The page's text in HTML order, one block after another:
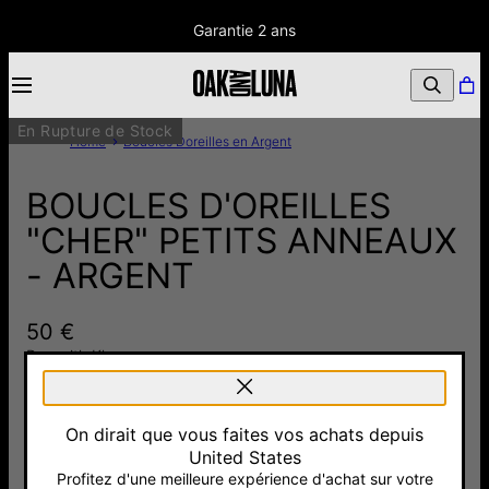
Garantie 2 ans
En Rupture de Stock
Home Boucles Doreilles en Argent
BOUCLES D'OREILLES
"CHER" PETITS ANNEAUX
- ARGENT
50 €
Pay with Klarna
4.0 2 Avis
Argent 925
Or Vermeil
On dirait que vous faites vos achats depuis
United States
Profitez d'une meilleure expérience d'achat sur votre